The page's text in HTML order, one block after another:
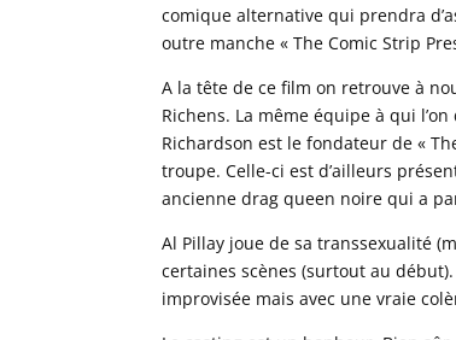
comique alternative qui prendra
outre manche « The Comic Strip
A la tête de ce film on retrouve à
Richens. La même équipe à qui
Richardson est le fondateur de «
troupe. Celle-ci est d’ailleurs
ancienne drag queen noire qui a
Al Pillay joue de sa transsexualité
certaines scènes (surtout au
improvisée mais avec une vraie